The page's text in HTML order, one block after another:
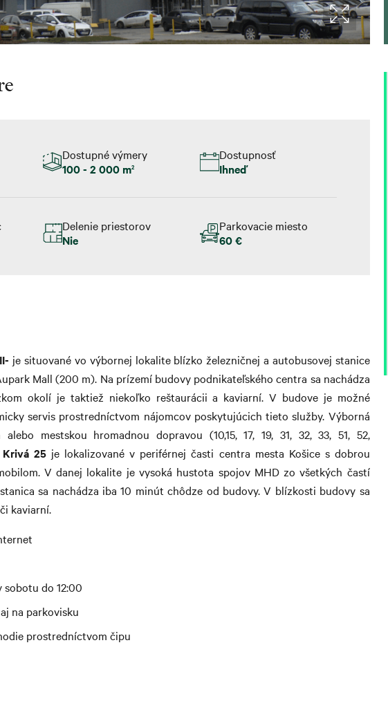
Dostupné výmery
100 - 2 000 m2
Dostupnosť
Ihneď
Delenie priestorov
Nie
Parkovacie miesto
60 €
je situované vo výbornej lokalite blízko železničnej a autobusovej stanice
Mall (200 m). Na prízemí budovy podnikateľského centra sa nachádza
okolí je taktiež niekoľko reštaurácii a kaviarní. V budove je možné
servis prostredníctvom nájomcov poskytujúcich tieto služby. Výborná
mestskou hromadnou dopravou (10,15, 17, 19, 31, 32, 33, 51, 52,
Krivá 25 je lokalizované v periférnej časti centra mesta Košice s dobrou
V danej lokalite je vysoká hustota spojov MHD zo všetkých častí
sa nachádza iba 10 minút chôdze od budovy. V blízkosti budovy sa
kaviarní.
do 12:00
na parkovisku
prostredníctvom čipu